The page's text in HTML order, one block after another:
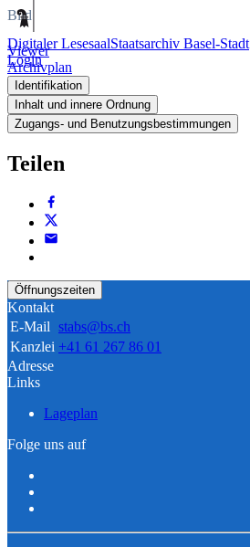
Digitaler LesesaalStaatsarchiv Basel-Stadt
Login
Bild
Viewer
Archivplan
Identifikation
Inhalt und innere Ordnung
Zugangs- und Benutzungsbestimmungen
Teilen
Öffnungszeiten
Kontakt
E-Mail stabs@bs.ch
Kanzlei +41 61 267 86 01
Adresse
Links
Lageplan
Folge uns auf